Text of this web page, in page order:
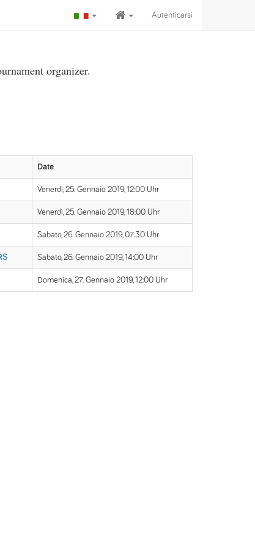
Autenticarsi
organizer.
Date
Venerdì, 25. Gennaio 2019, 12:00 Uhr
Venerdì, 25. Gennaio 2019, 18:00 Uhr
Sabato, 26. Gennaio 2019, 07:30 Uhr
Sabato, 26. Gennaio 2019, 14:00 Uhr
Domenica, 27. Gennaio 2019, 12:00 Uhr